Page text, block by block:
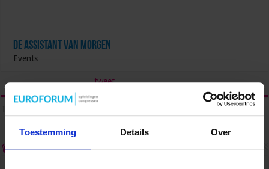
Toestemming Details Over
De Assistant Van Morgen
Events
tweet
Tags
Over admin